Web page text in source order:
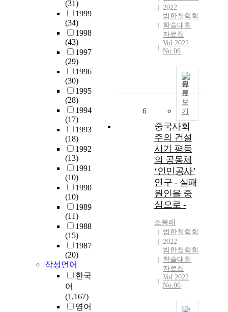
(31)
1999
(34)
1998
(43)
1997
(29)
1996
(30)
1995
(28)
1994
(17)
1993
(18)
1992
(13)
1991
(10)
1990
(10)
1989
(11)
1988
(15)
1987
(20)
작성언어
한국
어
(1,167)
영어
2022
범한철학회
학술대회
자료집
Vol.2022
No.06
원
문
보
기
6
중국사회
주의 건설
시기 평등
의 공동체
‘인민공사’
연구 - 실패
원인을 중
심으로 -
조봉래
범한철학회
2022
범한철학회
학술대회
자료집
Vol.2022
No.06